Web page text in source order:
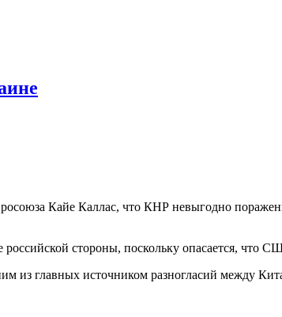
Кайе Каллас, что КНР невыгодно
стороны, поскольку опасается, что
из главных источником разногласий между